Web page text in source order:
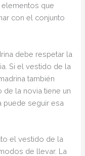
que
con el conjunto
debe respetar la
Si el vestido de la
también
de la novia tiene un
puede seguir esa
el vestido de la
de llevar. La